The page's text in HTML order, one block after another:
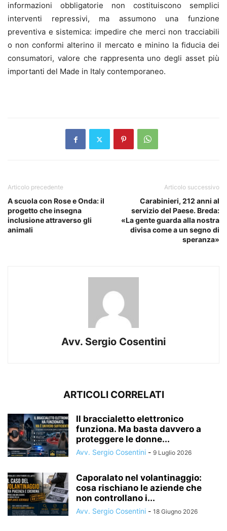
informazioni obbligatorie non costituiscono semplici
interventi repressivi, ma assumono una funzione
preventiva e sistemica: impedire che merci non tracciabili
o non conformi alterino il mercato e minino la fiducia dei
consumatori, valore che rappresenta uno degli asset più
importanti del Made in Italy contemporaneo.
Articolo precedente
A scuola con Rose e Onda: il
progetto che insegna
inclusione attraverso gli
animali
Articolo successivo
Carabinieri, 212 anni al
servizio del Paese. Breda:
«La gente guarda alla nostra
divisa come a un segno di
speranza»
Avv. Sergio Cosentini
ARTICOLI CORRELATI
Il braccialetto elettronico
funziona. Ma basta davvero a
proteggere le donne...
Avv. Sergio Cosentini - 9 Luglio 2026
Caporalato nel volantinaggio:
cosa rischiano le aziende che
non controllano i...
Avv. Sergio Cosentini - 18 Giugno 2026